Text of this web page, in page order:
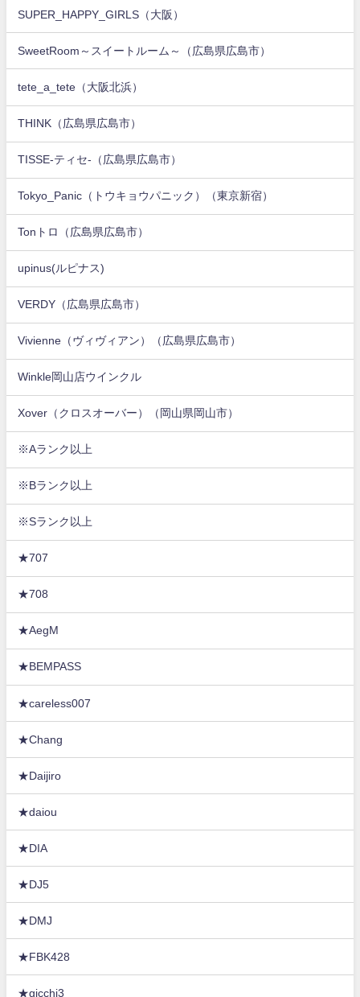
SUPER_HAPPY_GIRLS（大阪）
SweetRoom～スイートルーム～（広島県広島市）
tete_a_tete（大阪北浜）
THINK（広島県広島市）
TISSE-ティセ-（広島県広島市）
Tokyo_Panic（トウキョウパニック）（東京新宿）
Tonトロ（広島県広島市）
upinus(ルピナス)
VERDY（広島県広島市）
Vivienne（ヴィヴィアン）（広島県広島市）
Winkle岡山店ウインクル
Xover（クロスオーバー）（岡山県岡山市）
※Aランク以上
※Bランク以上
※Sランク以上
★707
★708
★AegM
★BEMPASS
★careless007
★Chang
★Daijiro
★daiou
★DIA
★DJ5
★DMJ
★FBK428
★gicchi3